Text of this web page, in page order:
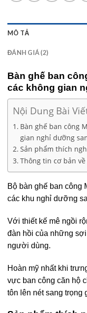
MÔ TẢ
ĐÁNH GIÁ (2)
Bàn ghế ban
các không gian
Nội Dung Bài
Bàn ghế ban công
gian nghỉ dưỡng
Sản phẩm thích
Thông tin cơ bản về
Bộ bàn ghế ban công
các khu nghỉ dưỡng
Với thiết kế mê ngồi
đàn hồi của những
người dùng.
Hoàn mỹ nhất khi
vực ban công căn hộ
tôn lên nét sang trọng